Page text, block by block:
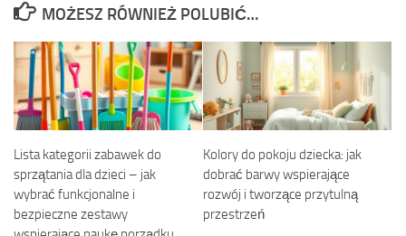
MOŻESZ RÓWNIEŻ POLUBIĆ…
Lista kategorii zabawek do
sprzątania dla dzieci – jak
wybrać funkcjonalne i
bezpieczne zestawy
Kolory do pokoju dziecka: jak
dobrać barwy wspierające
rozwój i tworzące przytulną
przestrzeń